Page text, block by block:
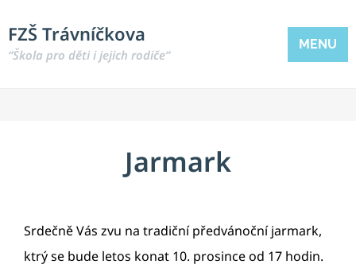
FZŠ Trávníčkova
“Škola pro děti i jejich rodiče“
MENU
Jarmark
Srdečně Vás zvu na tradiční předvánoční jarmark,
ktrý se bude letos konat 10. prosince od 17 hodin.